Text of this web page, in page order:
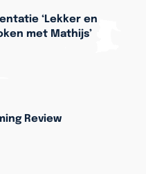
‘Lekker en
met Mathijs’
Review